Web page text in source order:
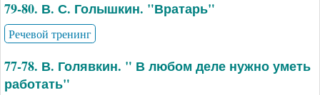
79-80. В. С. Голышкин. "Вратарь"
Речевой тренинг
77-78. В. Голявкин. " В любом деле нужно уметь
работать"